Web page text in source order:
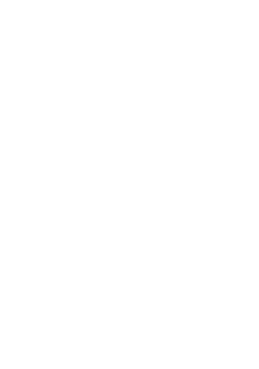
确保您跟踪每个互动都是在
生帐户记录访问和记录信
便我们进行改进！